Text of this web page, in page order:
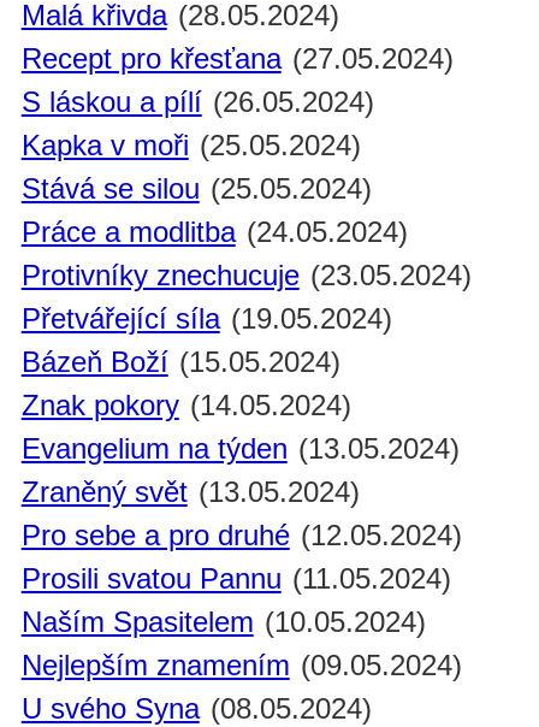
Malá křivda (28.05.2024)
Recept pro křesťana (27.05.2024)
S láskou a pílí (26.05.2024)
Kapka v moři (25.05.2024)
Stává se silou (25.05.2024)
Práce a modlitba (24.05.2024)
Protivníky znechucuje (23.05.2024)
Přetvářející síla (19.05.2024)
Bázeň Boží (15.05.2024)
Znak pokory (14.05.2024)
Evangelium na týden (13.05.2024)
Zraněný svět (13.05.2024)
Pro sebe a pro druhé (12.05.2024)
Prosili svatou Pannu (11.05.2024)
Naším Spasitelem (10.05.2024)
Nejlepším znamením (09.05.2024)
U svého Syna (08.05.2024)